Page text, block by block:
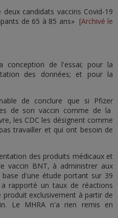
candidats vaccins Covid-19
de 65 à 85 ans» [Archivé le
conception de l'essai; pour la
des données; et pour la
de conclure que si Pfizer
de son vaccin comme de la
les CDC les désignent comme
travailler et qui ont besoin de
des produits médicaux et
vaccin BNT, à administrer aux
base d'une étude portant sur 39
rapporté un taux de réactions
produit exclusivement à partir de
Le MHRA n'a rien remis en